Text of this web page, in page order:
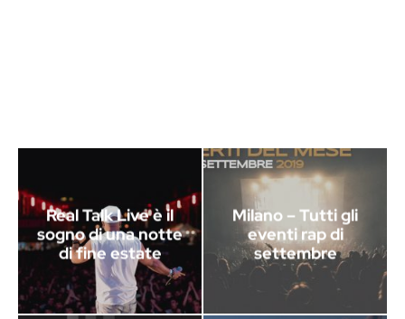
Real Talk Live è il
sogno di una notte
di fine estate
Milano – Tutti gli
eventi rap di
settembre